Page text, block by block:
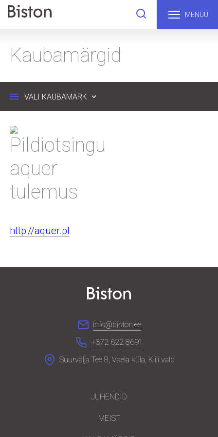
MENÜÜ
Kaubamärgid
VALI KAUBAMÄRK
http://aquer.pl
info@biston.ee
+372 622 8691
Suurvälja Tee 8, Vaela küla, Kiili vald
JUHENDID
MEIST